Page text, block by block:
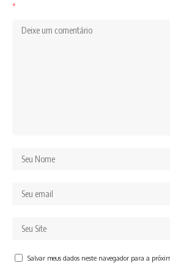
*
Salvar meus dados neste navegador para a